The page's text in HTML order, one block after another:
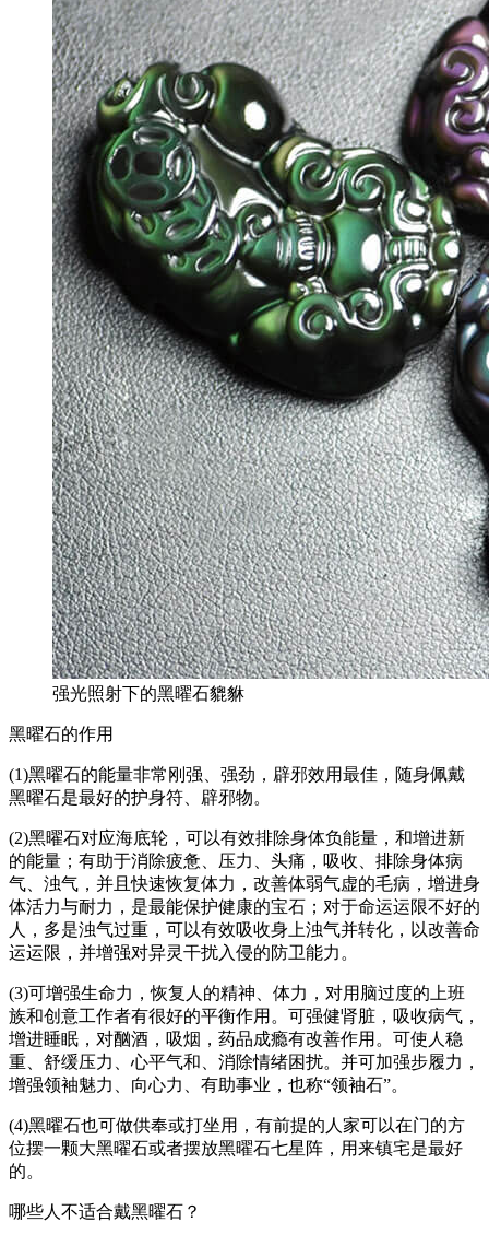
强光照射下的黑曜石貔貅
黑曜石的作用
(1)黑曜石的能量非常刚强、强劲，辟邪效用最佳，随身佩戴
黑曜石是最好的护身符、辟邪物。
(2)黑曜石对应海底轮，可以有效排除身体负能量，和增进新
的能量；有助于消除疲惫、压力、头痛，吸收、排除身体病
气、浊气，并且快速恢复体力，改善体弱气虚的毛病，增进身
体活力与耐力，是最能保护健康的宝石；对于命运运限不好的
人，多是浊气过重，可以有效吸收身上浊气并转化，以改善命
运运限，并增强对异灵干扰入侵的防卫能力。
(3)可增强生命力，恢复人的精神、体力，对用脑过度的上班
族和创意工作者有很好的平衡作用。可强健肾脏，吸收病气，
增进睡眠，对酗酒，吸烟，药品成瘾有改善作用。可使人稳
重、舒缓压力、心平气和、消除情绪困扰。并可加强步履力，
增强领袖魅力、向心力、有助事业，也称“领袖石”。
(4)黑曜石也可做供奉或打坐用，有前提的人家可以在门的方
位摆一颗大黑曜石或者摆放黑曜石七星阵，用来镇宅是最好
的。
哪些人不适合戴黑曜石？